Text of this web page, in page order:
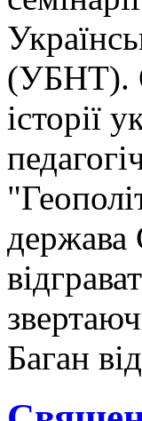
(УБНТ).
історії
держава
Баган